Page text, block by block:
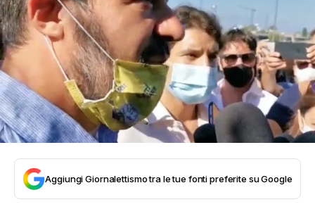
Aggiungi Giornalettismo tra le tue fonti preferite su Google